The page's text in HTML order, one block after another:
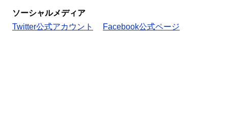
ソーシャルメディア
Twitter公式アカウント
Facebook公式ページ